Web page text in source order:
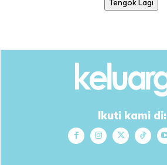
Tengok Lagi
Ikuti kami di: